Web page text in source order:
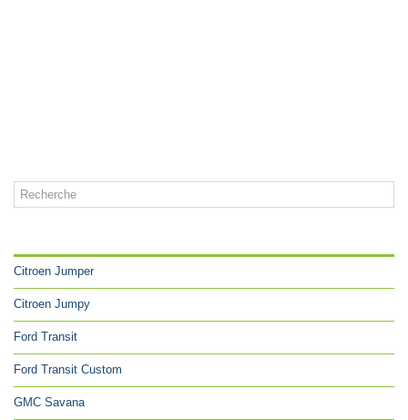
Citroen Jumper
Citroen Jumpy
Ford Transit
Ford Transit Custom
GMC Savana